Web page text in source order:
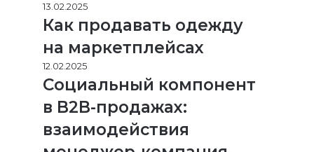
13.02.2025
Как продавать одежду
на маркетплейсах
12.02.2025
Социальный компонент
в B2B-продажах:
взаимодействия